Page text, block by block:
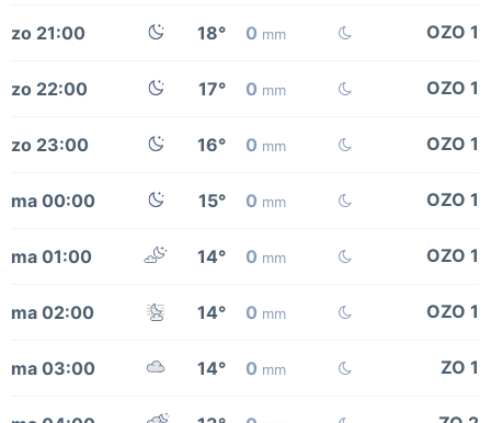
zo 21:00 18° 0 mm OZO 1
zo 22:00 17° 0 mm OZO 1
zo 23:00 16° 0 mm OZO 1
ma 00:00 15° 0 mm OZO 1
ma 01:00 14° 0 mm OZO 1
ma 02:00 14° 0 mm OZO 1
ma 03:00 14° 0 mm ZO 1